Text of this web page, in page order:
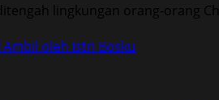
lingkungan orang-orang
oleh Istri Bosku